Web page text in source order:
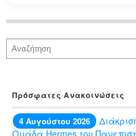
Αναζήτηση
Πρόσφατες Ανακοινώσεις
4 Αυγούστου 2026
Ομάδα Hermes του